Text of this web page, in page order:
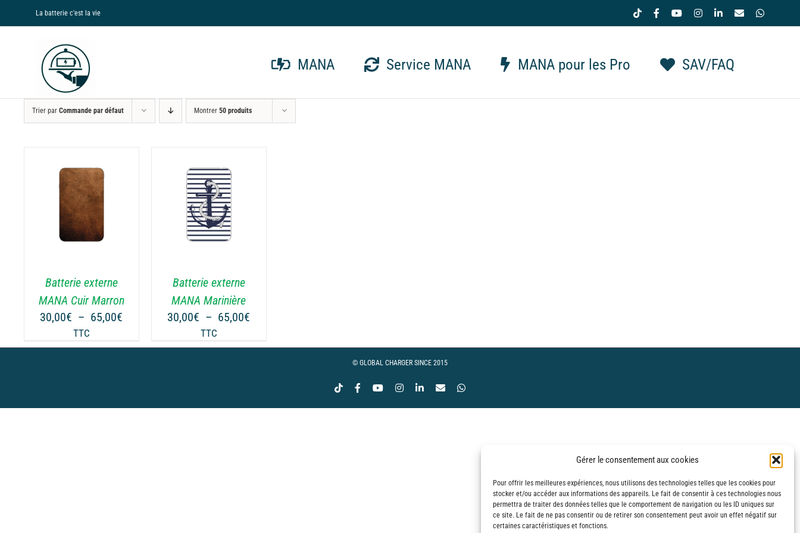
Gérer le consentement aux cookies
Pour offrir les meilleures expériences, nous utilisons des technologies telles que les cookies pour
stocker et/ou accéder aux informations des appareils. Le fait de consentir à ces technologies nous
permettra de traiter des données telles que le comportement de navigation ou les ID uniques sur
ce site. Le fait de ne pas consentir ou de retirer son consentement peut avoir un effet négatif sur
certaines caractéristiques et fonctions.
au
La batterie c'est la vie Tiktok FacebookYouTubeInstagramLinkedIn
Email
MANA Service MANA MANA pour les Pro SAV/FAQ
Trier par Commande par défaut Montrer 50 produits
Batterie externe
MANA Cuir Marron
30,00€ – 65,00€
prix :
TTC
CHOIX DES OPTIONS
CE
PRODUIT
A
LES
OPTIONS
PEUVENT
ÊTRE
CHOISIES
PRODUIT
/ DÉTAILS
Batterie externe
MANA Marinière
30,00€ – 65,00€
prix :
TTC
© GLOBAL CHARGER SINCE 2015
Tiktok FacebookYouTubeInstagramLinkedIn
EmailWhatsApp